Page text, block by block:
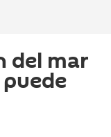
del mar